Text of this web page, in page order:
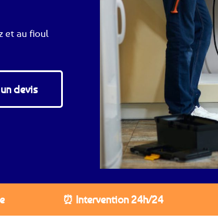
et au fioul
devis
⏰ Intervention 24h/24